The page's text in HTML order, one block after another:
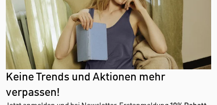
Keine Trends und Aktionen mehr
verpassen!